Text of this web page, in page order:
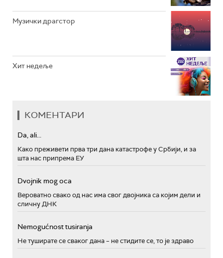
Музички драгстор
Хит недеље
КОМЕНТАРИ
Da, ali...
Како преживети прва три дана катастрофе у Србији, и за
шта нас припрема ЕУ
Dvojnik mog oca
Вероватно свако од нас има свог двојника са којим дели и
сличну ДНК
Nemogućnost tusiranja
Не туширате се сваког дана – не стидите се, то је здраво